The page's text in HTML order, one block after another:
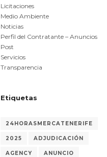
Licitaciones
Medio Ambiente
Noticias
Perfil del Contratante – Anuncios
Post
Servicios
Transparencia
Etiquetas
24HORASMERCATENERIFE
2025 ADJUDICACIÓN
AGENCY ANUNCIO